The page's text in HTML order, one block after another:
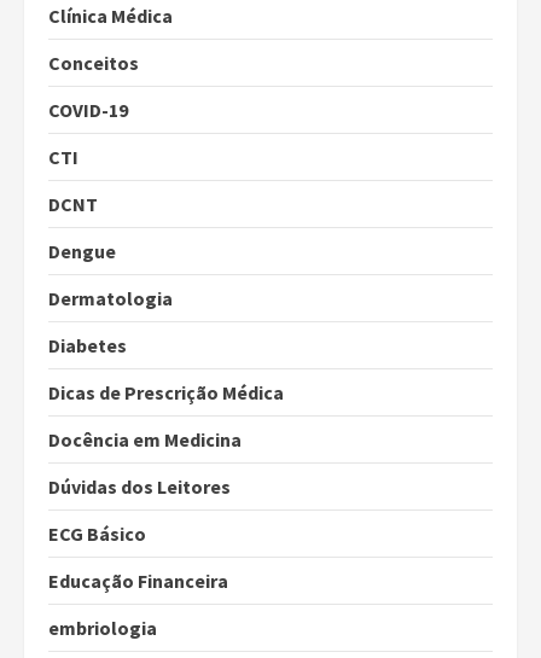
Clínica Médica
Conceitos
COVID-19
CTI
DCNT
Dengue
Dermatologia
Diabetes
Dicas de Prescrição Médica
Docência em Medicina
Dúvidas dos Leitores
ECG Básico
Educação Financeira
embriologia